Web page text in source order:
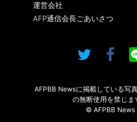
運営会社
AFP通信会長ごあいさつ
AFPBB Newsに掲載している写
の無断使用を禁じま
© AFPBB News